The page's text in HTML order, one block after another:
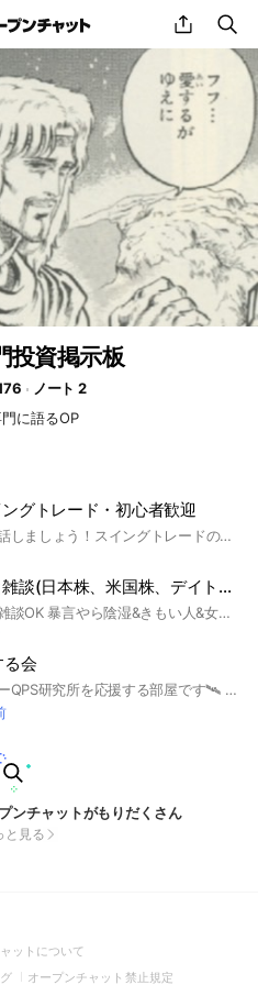
share
投資掲示板
ノート 2
に語るOP
グトレード・初心者歓迎
日本個別株について会話しましょう！スイングトレードの意見交換出来ればと思います！投資歴が浅い方歓迎です！(管理人も歴半年です。) #株#個別株#日本個別株#スイングトレード#チャート分析#テクニカル#ファンダメンタル#チャート#日経#topix
ゆるりと株トークと雑談(日本株、米国株、デイトレ、スイング等)
今のところざら場でも雑談OK 暴言やら陰湿&きもい人&女に粘着する人&自己顕示欲マンはNG タメ口OK 管理人は子育てしながら個別投資来プラ転目指しています。(独身時代にマイナス作ったのでw) →2026年8月プラマイ0に！ 管理人はいい年したきもい独身男が嫌いです()きもくない人はいいけど、オンラインはきもい人多いので…発言が爽やかな人よろしくお願いします。 きもいって言われたらきもいの改善して下さい。改善なければbanです。
る会
九州発の宇宙ベンチャーQPS研究所を応援する部屋です🛰️ #宇宙ベンチャー#SAR衛星#国策#内閣府#防衛省
ンチャットがもりだくさん
と見る
ットについて
in
(Open
オープンチャット禁止規定(Open